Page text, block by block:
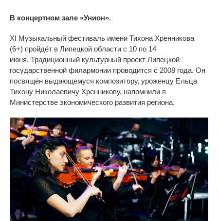
В концертном зале «Унион».
XI Музыкальный фестиваль имени Тихона Хренникова
(6+) пройдёт в Липецкой области с 10 по 14
июня. Традиционный культурный проект Липецкой
государственной филармонии проводится с 2008 года. Он
посвящён выдающемуся композитору, уроженцу Ельца
Тихону Николаевичу Хренникову, напомнили в
Министерстве экономического развития региона.